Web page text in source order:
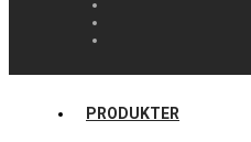
PRODUKTER